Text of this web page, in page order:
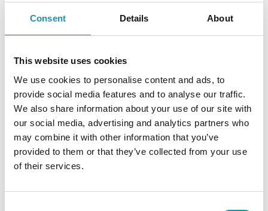
Consent Details About
This website uses cookies
We use cookies to personalise content and ads, to
provide social media features and to analyse our traffic.
We also share information about your use of our site with
our social media, advertising and analytics partners who
may combine it with other information that you’ve
provided to them or that they’ve collected from your use
of their services.